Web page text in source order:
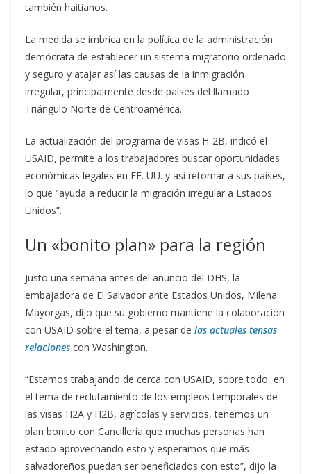
también haitianos.
La medida se imbrica en la política de la administración
demócrata de establecer un sistema migratorio ordenado
y seguro y atajar así las causas de la inmigración
irregular, principalmente desde países del llamado
Triángulo Norte de Centroamérica.
La actualización del programa de visas H-2B, indicó el
USAID, permite a los trabajadores buscar oportunidades
económicas legales en EE. UU. y así retornar a sus países,
lo que “ayuda a reducir la migración irregular a Estados
Unidos”.
Un «bonito plan» para la región
Justo una semana antes del anuncio del DHS, la
embajadora de El Salvador ante Estados Unidos, Milena
Mayorgas, dijo que su gobierno mantiene la colaboración
con USAID sobre el tema, a pesar de las actuales tensas
relaciones con Washington.
“Estamos trabajando de cerca con USAID, sobre todo, en
el tema de reclutamiento de los empleos temporales de
las visas H2A y H2B, agrícolas y servicios, tenemos un
plan bonito con Cancillería que muchas personas han
estado aprovechando esto y esperamos que más
salvadoreños puedan ser beneficiados con esto”, dijo la